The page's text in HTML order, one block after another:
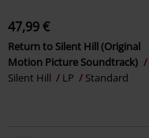
47,99 €
Return to Silent Hill (Original
Motion Picture Soundtrack)
Silent Hill
LP Standard